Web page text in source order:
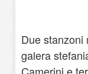
Due stanzoni
galera